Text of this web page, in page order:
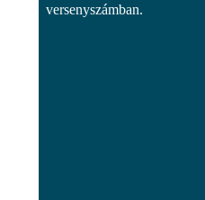
versenyszámban.